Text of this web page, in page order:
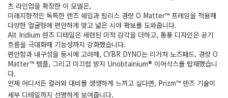
츠 라인업을 확장한 이 모델은,
미래지향적인 독특한 렌즈 쉐입과 림리스 경량 O Matter™ 프레임을 적용해
다양한 얼굴형에 편안하게 맞고 넓은 시야 확보를 도와줍니다.
Alt Iridium 렌즈 디테일은 세련된 미적 감각을 더하고, 통풍 디자인은 공기
흐름을 극대화해 기능성까지 강화했습니다.
편안함과 내구성을 동시에 고려해, CYBR DYNO는 리거처 노즈패드, 경량 O
Matter™ 템플, 그리고 미끄럼 방지 Unobtainium® 이어삭스를 탑재했습니
다.
언제 어디서든 컬러와 대비를 생생하게 느끼고 싶다면, Prizm™ 렌즈 기술이
세부 디테일까지 선명하게 보여줍니다.